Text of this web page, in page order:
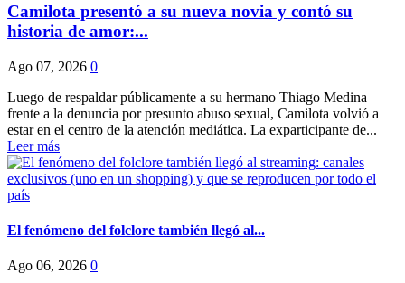
Camilota presentó a su nueva novia y contó su
historia de amor:...
Ago 07, 2026 0
Luego de respaldar públicamente a su hermano Thiago Medina
frente a la denuncia por presunto abuso sexual, Camilota volvió a
estar en el centro de la atención mediática. La exparticipante de...
Leer más
El fenómeno del folclore también llegó al...
Ago 06, 2026 0